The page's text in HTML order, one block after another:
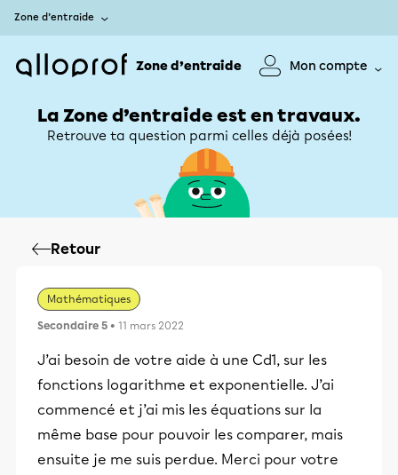
Zone d’entraide
Zone d’entraide Mon compte
La Zone d’entraide est en travaux.
Retrouve ta question parmi celles déjà posées!
Retour
Mathématiques
Secondaire 5 • 11 mars 2022
J’ai besoin de votre aide à une Cd1, sur les
fonctions logarithme et exponentielle. J’ai
commencé et j’ai mis les équations sur la
même base pour pouvoir les comparer, mais
ensuite je me suis perdue. Merci pour votre